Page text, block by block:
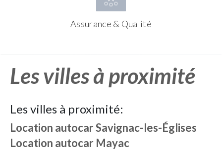
Assurance & Qualité
Les villes à proximité
Les villes à proximité:
Location autocarSavignac-les-Églises
Location autocar Mayac